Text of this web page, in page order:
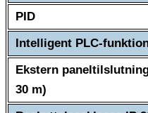
PID
Intelligent PLC-
Ekstern
30 m)